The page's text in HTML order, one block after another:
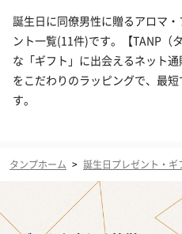
誕生日に同僚男性に贈るアロマ
ント一覧(11件)です。【TANP（
な「ギフト」に出会えるネット
をこだわりのラッピングで、最
す。
タンプホーム > 誕生日プレゼント・ギ